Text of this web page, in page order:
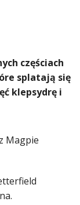
częściach
splatają się
klepsydrę i
Magpie